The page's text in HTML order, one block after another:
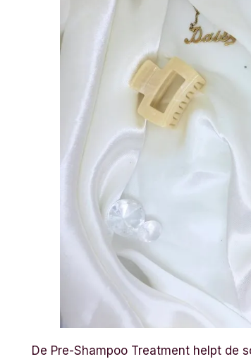
De Pre-Shampoo Treatment helpt de